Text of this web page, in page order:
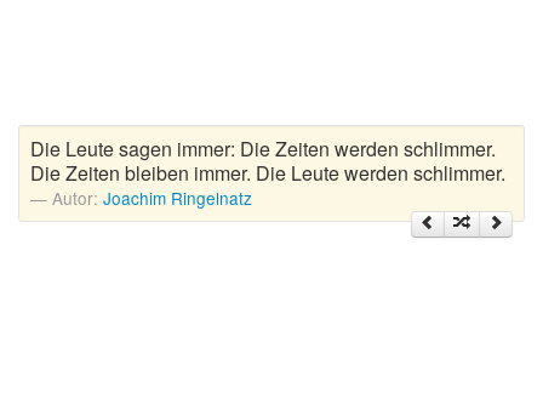
Zitate Motivation
Zitate Reisen
Zitate Trauer und Tod
Die Leute sagen immer: Die Zeiten werden schlimmer.
Die Zeiten bleiben immer. Die Leute werden schlimmer.
Autor: Joachim Ringelnatz